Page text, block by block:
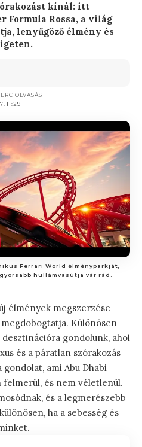
kínál: itt
Rossa, a világ
lenyűgöző élmény és
11:29
OLVASÁS
Ferrari World élményparkját,
hullámvasútja vár rád.
élmények megszerzése
Különösen
gondolunk, ahol
és a páratlan szórakozás
gondolat, ami Abu Dhabi
és nem véletlenül.
és a legmerészebb
ha a sebesség és